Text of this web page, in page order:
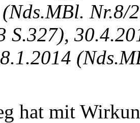
Nr.8/
S.327),
hat mit